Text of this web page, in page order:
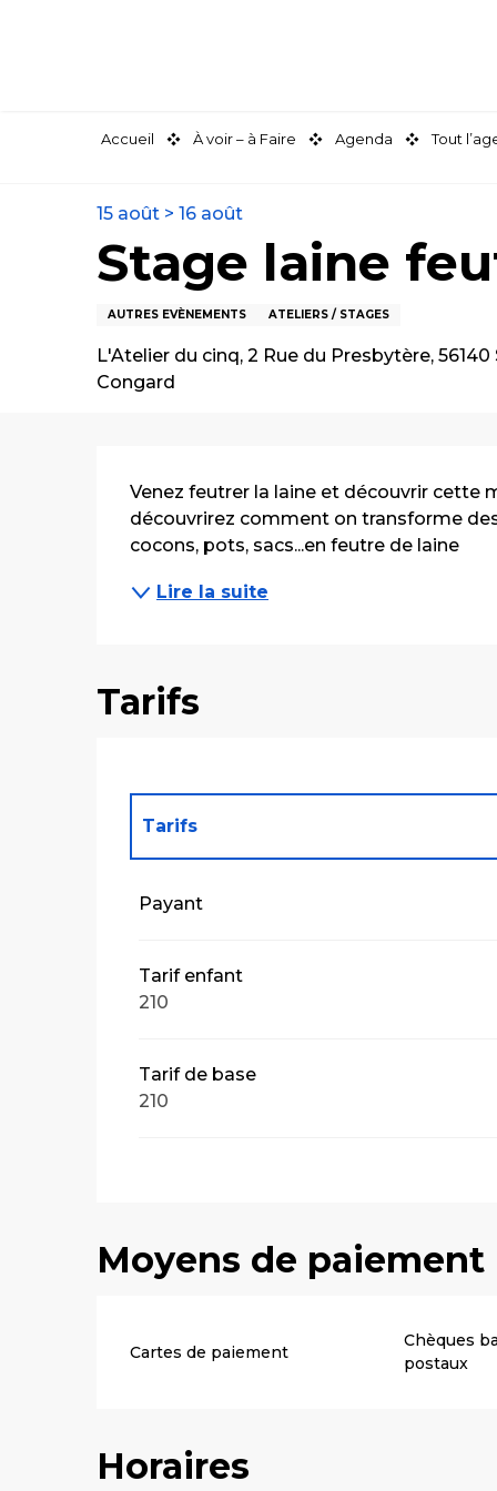
Accueil À voir – à Faire Agenda Tout
15 août > 16 août
Stage laine
AUTRES EVÈNEMENTS ATELIERS / STAGES
L'Atelier du cinq, 2 Rue du Presbytère, 56140
Congard
Description
Venez feutrer la laine et découvrir cette
découvrirez comment on transforme
cocons, pots, sacs...en feutre de laine
Lire la suite
Tarifs
Tarifs
Payant
Tarif enfant
210
Tarif de base
210
Moyens de paiement
Cartes de paiement
Chèques
postaux
Horaires